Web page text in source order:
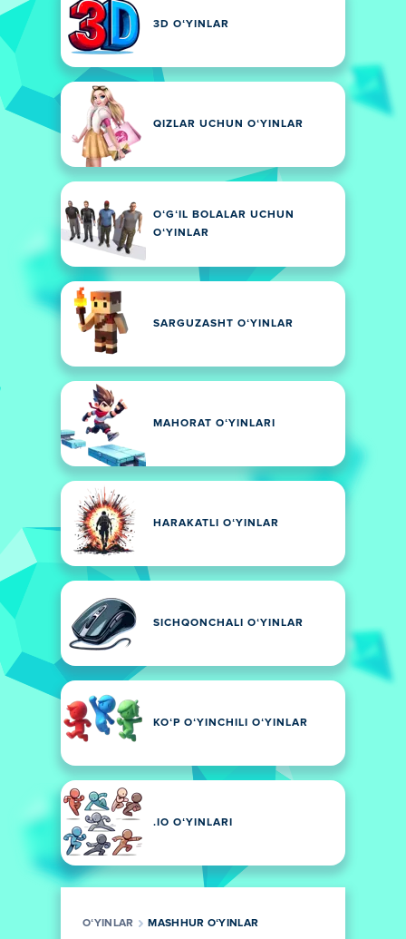
3D OʻYINLAR
QIZLAR UCHUN OʻYINLAR
OʻGʻIL BOLALAR UCHUN
OʻYINLAR
SARGUZASHT OʻYINLAR
MAHORAT OʻYINLARI
HARAKATLI OʻYINLAR
SICHQONCHALI OʻYINLAR
KOʻP OʻYINCHILI OʻYINLAR
.IO OʻYINLARI
OʻYINLAR MASHHUR OʻYINLAR